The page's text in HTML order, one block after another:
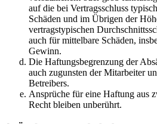
auf die bei Vertragsschluss
Schäden und im Übrigen der
vertragstypischen
auch für mittelbare Schäden,
Gewinn.
Die Haftungsbegrenzung der
auch zugunsten der Mitarbeiter
Betreibers.
Ansprüche für eine Haftung aus
Recht bleiben unberührt.